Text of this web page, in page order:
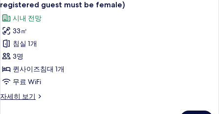
침
대
2
개,
시
내
전
망
는
윈
룸,
싱
글
침
2
개,
내
탠
다
드
스
위
트,
퀸
사
registered guest must be female)
시내 전망
33㎡
침실 1개
3명
퀸사이즈침대 1개
무료 WiFi
자세히 보기
스